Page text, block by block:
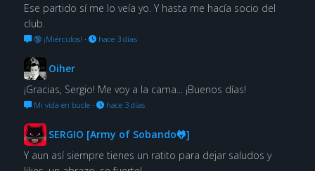
Ese partido sí me lo veía yo. Y hasta me hacía socio del
club.
🔞 ¡Miérculos! · hace 3 días
Oiher
¡Gracias, Sergio! Me voy a la cama... ¡Buenos días!
Mi vida en bucle· hace 3 días
SERGIO [Army of Sobando🐸]
Y aun así siempre tienes un ratito para dejar saludos y